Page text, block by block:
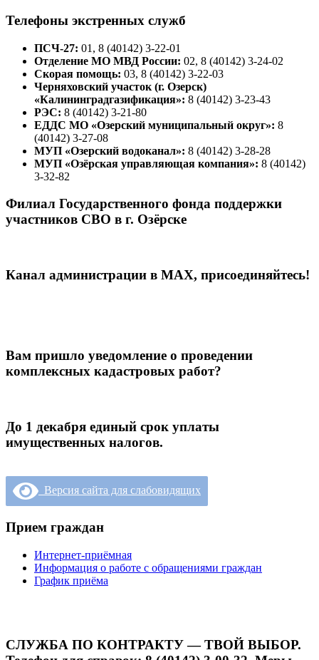
Телефоны экстренных служб
ПСЧ-27: 01, 8 (40142) 3-22-01
Отделение МО МВД России: 02, 8 (40142) 3-24-02
Скорая помощь: 03, 8 (40142) 3-22-03
Черняховский участок (г. Озерск)
«Калининградгазификация»: 8 (40142) 3-23-43
РЭС: 8 (40142) 3-21-80
ЕДДС МО «Озерский муниципальный округ»: 8
(40142) 3-27-08
МУП «Озерский водоканал»: 8 (40142) 3-28-28
МУП «Озёрская управляющая компания»: 8 (40142)
3-32-82
Филиал Государственного фонда поддержки
участников СВО в г. Озёрске
Канал администрации в МАХ, присоединяйтесь!
Вам пришло уведомление о проведении
комплексных кадастровых работ?
До 1 декабря единый срок уплаты
имущественных налогов.
Версия сайта для слабовидящих
Прием граждан
Интернет-приёмная
Информация о работе с обращениями граждан
График приёма
СЛУЖБА ПО КОНТРАКТУ — ТВОЙ ВЫБОР.